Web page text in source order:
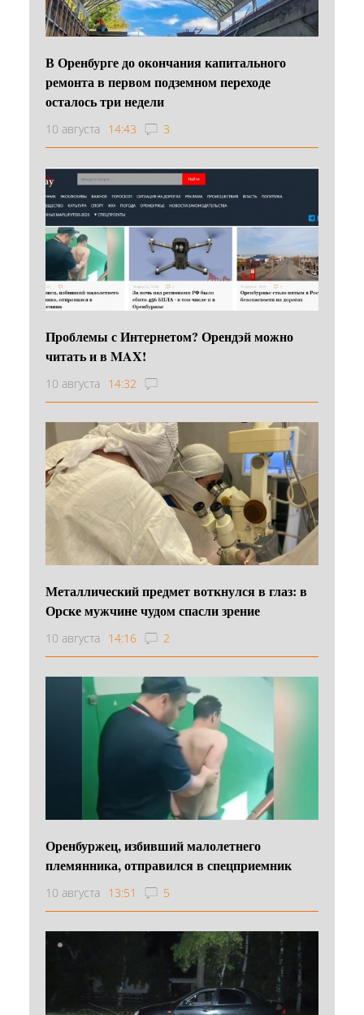
В Оренбурге до окончания капитального
ремонта в первом подземном переходе
осталось три недели
10 августа 14:43 3
Проблемы с Интернетом? Орендэй можно
читать и в MAX!
10 августа 14:32
Металлический предмет воткнулся в глаз: в
Орске мужчине чудом спасли зрение
10 августа 14:16 2
Оренбуржец, избивший малолетнего
племянника, отправился в спецприемник
10 августа 13:51 5